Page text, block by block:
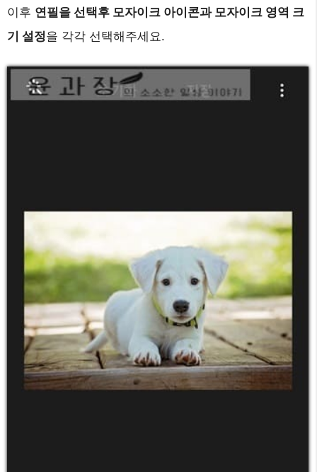
이후 연필을 선택후 모자이크 아이콘과 모자이크 영역 크
기 설정을 각각 선택해주세요.